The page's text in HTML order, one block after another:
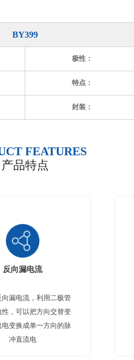
BY399
极性：
特点：
封装：
FEATURES
产品特点
反向漏电流
向漏电流，利用二极管
性，可以把方向交替变
电变换成单一方向的脉
冲直流电